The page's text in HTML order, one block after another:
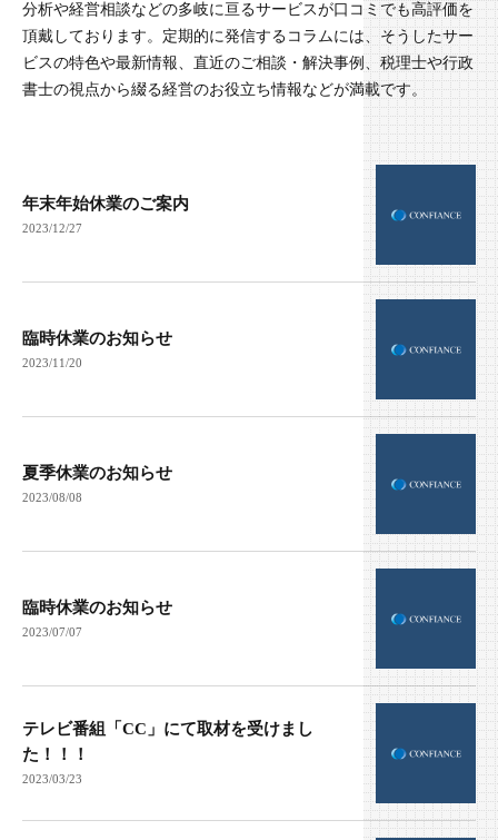
分析や経営相談などの多岐に亘るサービスが口コミでも高評価を
頂戴しております。定期的に発信するコラムには、そうしたサー
ビスの特色や最新情報、直近のご相談・解決事例、税理士や行政
書士の視点から綴る経営のお役立ち情報などが満載です。
年末年始休業のご案内
2023/12/27
臨時休業のお知らせ
2023/11/20
夏季休業のお知らせ
2023/08/08
臨時休業のお知らせ
2023/07/07
テレビ番組「CC」にて取材を受けまし
た！！！
2023/03/23